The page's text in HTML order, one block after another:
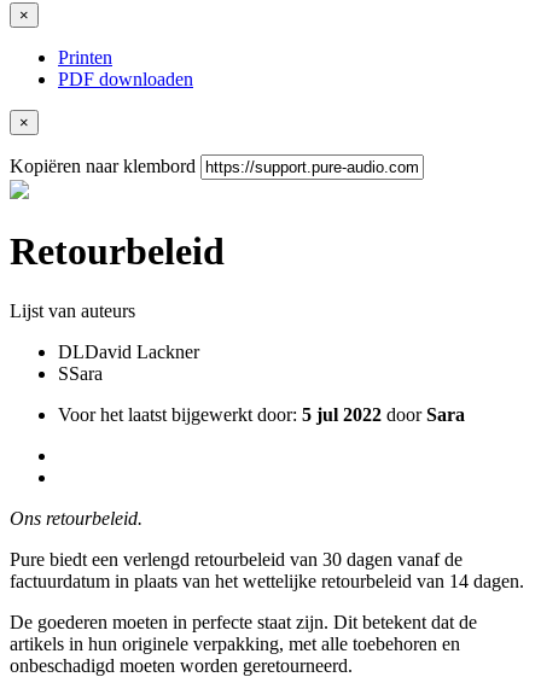
×
Printen
PDF downloaden
×
Kopiëren naar klembord
Retourbeleid
Lijst van auteurs
DLDavid Lackner
SSara
Voor het laatst bijgewerkt door: 5 jul 2022 doorSara
Ons retourbeleid.
Pure biedt een verlengd retourbeleid van 30 dagen vanaf de
factuurdatum in plaats van het wettelijke retourbeleid van 14 dagen.
De goederen moeten in perfecte staat zijn. Dit betekent dat de
artikels in hun originele verpakking, met alle toebehoren en
onbeschadigd moeten worden geretourneerd.